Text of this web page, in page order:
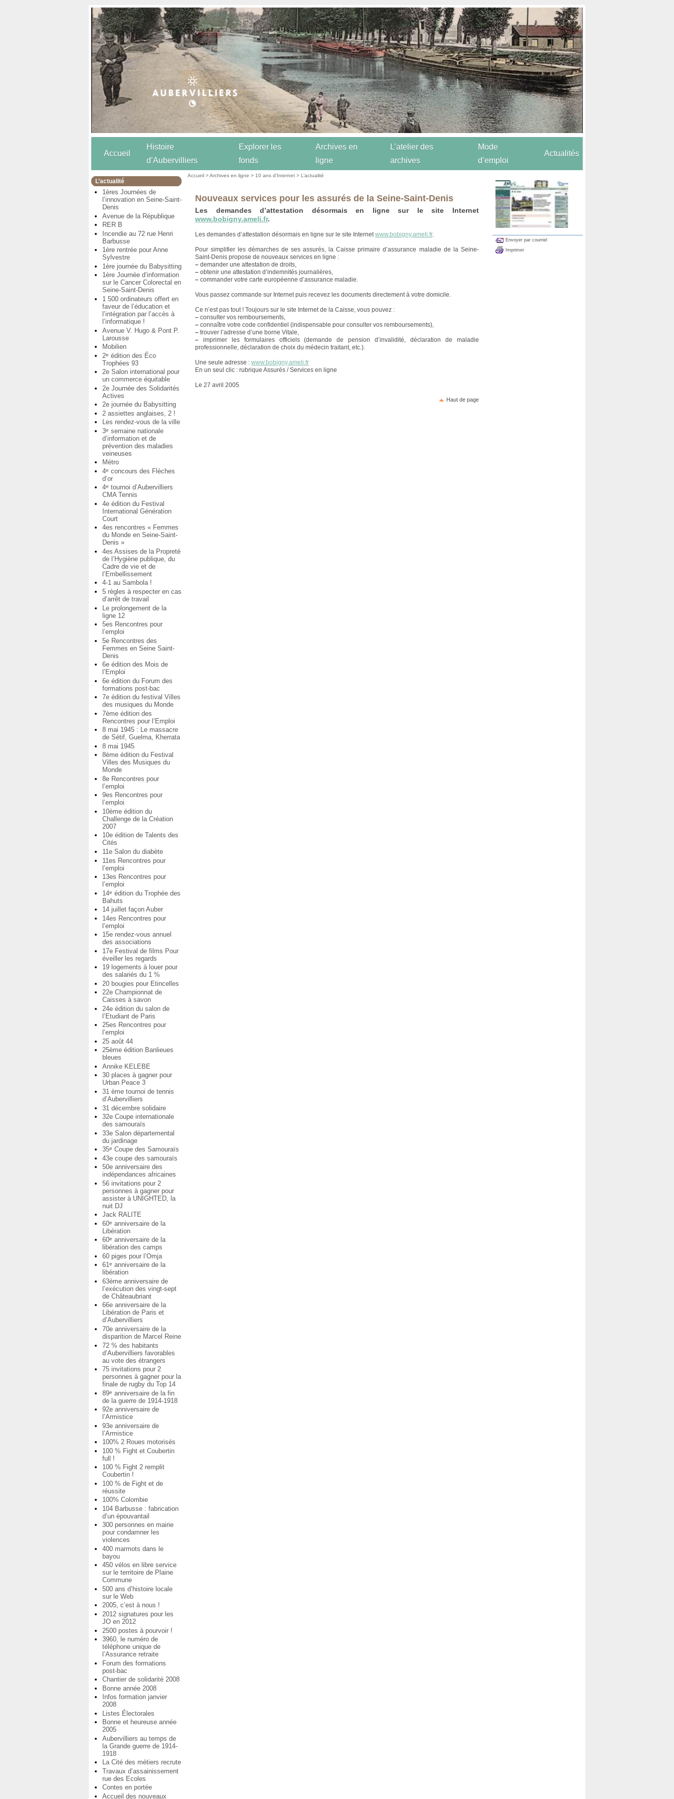
Accueil
Histoire
d’Aubervilliers
Explorer les
fonds
Archives en
ligne
L’atelier des
archives
Mode
d’emploi
Actualités
L’actualité
1ères Journées de
l’innovation en Seine-Saint-
Denis
Avenue de la République
RER B
Incendie au 72 rue Henri
Barbusse
1ère rentrée pour Anne
Sylvestre
1ère journée du Babysitting
1ère Journée d’information
sur le Cancer Colorectal en
Seine-Saint-Denis
1 500 ordinateurs offert en
faveur de l’éducation et
l’intégration par l’accès à
l’informatique !
Avenue V. Hugo & Pont P.
Larousse
Mobilien
2e édition des Éco
Trophées 93
2e Salon international pour
un commerce équitable
2e Journée des Solidarités
Actives
2e journée du Babysitting
2 assiettes anglaises, 2 !
Les rendez-vous de la ville
3e semaine nationale
d’information et de
prévention des maladies
veineuses
Métro
4e concours des Flèches
d’or
4e tournoi d’Aubervilliers
CMA Tennis
4e édition du Festival
International Génération
Court
4es rencontres « Femmes
du Monde en Seine-Saint-
Denis »
4es Assises de la Propreté
de l’Hygiène publique, du
Cadre de vie et de
l’Embellissement
4-1 au Sambola !
5 règles à respecter en cas
d’arrêt de travail
Le prolongement de la
ligne 12
5es Rencontres pour
l’emploi
5e Rencontres des
Femmes en Seine Saint-
Denis
6e édition des Mois de
l’Emploi
6e édition du Forum des
formations post-bac
7e édition du festival Villes
des musiques du Monde
7ème édition des
Rencontres pour l’Emploi
8 mai 1945 : Le massacre
de Sétif, Guelma, Kherrata
8 mai 1945
8ème édition du Festival
Villes des Musiques du
Monde
8e Rencontres pour
l’emploi
9es Rencontres pour
l’emploi
10ème édition du
Challenge de la Création
2007
10e édition de Talents des
Cités
11e Salon du diabète
11es Rencontres pour
l’emploi
13es Rencontres pour
l’emploi
14e édition du Trophée des
Bahuts
14 juillet façon Auber
14es Rencontres pour
l’emploi
15e rendez-vous annuel
des associations
17e Festival de films Pour
éveiller les regards
19 logements à louer pour
des salariés du 1 %
20 bougies pour Etincelles
22e Championnat de
Caisses à savon
24e édition du salon de
l’Etudiant de Paris
25es Rencontres pour
l’emploi
25 août 44
25ème édition Banlieues
bleues
Annike KELEBE
30 places à gagner pour
Urban Peace 3
31 ème tournoi de tennis
d’Aubervilliers
31 décembre solidaire
32e Coupe internationale
des samouraïs
33e Salon départemental
du jardinage
35e Coupe des Samouraïs
43e coupe des samouraïs
50e anniversaire des
indépendances africaines
56 invitations pour 2
personnes à gagner pour
assister à UNIGHTED, la
nuit DJ
Jack RALITE
60e anniversaire de la
Libération
60e anniversaire de la
libération des camps
60 piges pour l’Omja
61e anniversaire de la
libération
63ème anniversaire de
l’exécution des vingt-sept
de Châteaubriant
66e anniversaire de la
Libération de Paris et
d’Aubervilliers
70e anniversaire de la
disparition de Marcel Reine
72 % des habitants
d’Aubervilliers favorables
au vote des étrangers
75 invitations pour 2
personnes à gagner pour la
finale de rugby du Top 14
89e anniversaire de la fin
de la guerre de 1914-1918
92e anniversaire de
l’Armistice
93e anniversaire de
l’Armistice
100% 2 Roues motorisés
100 % Fight et Coubertin
full !
100 % Fight 2 remplit
Coubertin !
100 % de Fight et de
réussite
100% Colombie
104 Barbusse : fabrication
d’un épouvantail
300 personnes en mairie
pour condamner les
violences
400 marmots dans le
bayou
450 vélos en libre service
sur le territoire de Plaine
Commune
500 ans d’histoire locale
sur le Web
2005, c’est à nous !
2012 signatures pour les
JO en 2012
2500 postes à pourvoir !
3960, le numéro de
téléphone unique de
l’Assurance retraite
Forum des formations
post-bac
Chantier de solidarité 2008
Bonne année 2008
Infos formation janvier
2008
Listes Électorales
Bonne et heureuse année
2005
Aubervilliers au temps de
la Grande guerre de 1914-
1918
La Cité des métiers recrute
Travaux d’assainissement
rue des Ecoles
Contes en portée
Accueil des nouveaux
Accueil >Archives en ligne > 10 ans d’Internet >L’actualité
Nouveaux services pour les assurés de la Seine-Saint-Denis
Les demandes d’attestation désormais en ligne sur le site Internet
www.bobigny.ameli.fr.
Les demandes d’attestation désormais en ligne sur le site Internetwww.bobigny.ameli.fr.
Pour simplifier les démarches de ses assurés, la Caisse primaire d’assurance maladie de la Seine-
Saint-Denis propose de nouveaux services en ligne :
– demander une attestation de droits,
– obtenir une attestation d’indemnités journalières,
– commander votre carte européenne d’assurance maladie.
Vous passez commande sur Internet puis recevez les documents directement à votre domicile.
Ce n’est pas tout ! Toujours sur le site Internet de la Caisse, vous pouvez :
– consulter vos remboursements,
– connaître votre code confidentiel (indispensable pour consulter vos remboursements),
– trouver l’adresse d’une borne Vitale,
– imprimer les formulaires officiels (demande de pension d’invalidité, déclaration de maladie
professionnelle, déclaration de choix du médecin traitant, etc.).
Une seule adresse :www.bobigny.ameli.fr
En un seul clic : rubrique Assurés / Services en ligne
Le 27 avril 2005
Haut de page
Envoyer par courriel
Imprimer